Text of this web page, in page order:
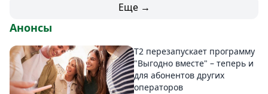
Еще →
Анонсы
Т2 перезапускает программу
"Выгодно вместе" – теперь и
для абонентов других
операторов